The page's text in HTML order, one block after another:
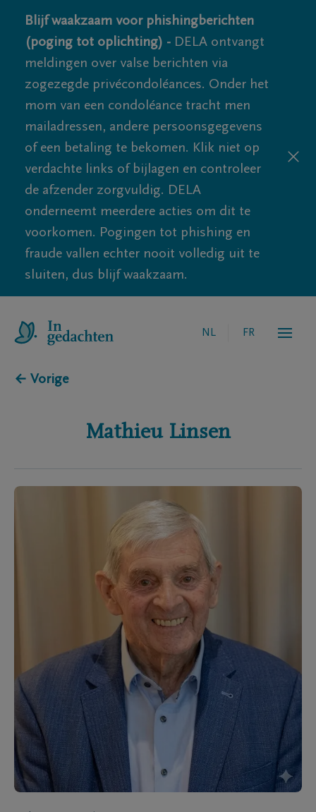
Blijf waakzaam voor phishingberichten
(poging tot oplichting) - DELA ontvangt
meldingen over valse berichten via
zogezegde privécondoléances. Onder het
mom van een condoléance tracht men
mailadressen, andere persoonsgegevens
of een betaling te bekomen. Klik niet op
verdachte links of bijlagen en controleer
de afzender zorgvuldig. DELA
onderneemt meerdere acties om dit te
voorkomen. Pogingen tot phishing en
fraude vallen echter nooit volledig uit te
sluiten, dus blijf waakzaam.
NL FR
← Vorige
Mathieu Linsen